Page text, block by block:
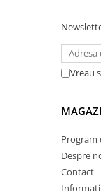
Acumulatori Moto
Statii de
UPS Centrale
Vreau
Program
Despre
Contact